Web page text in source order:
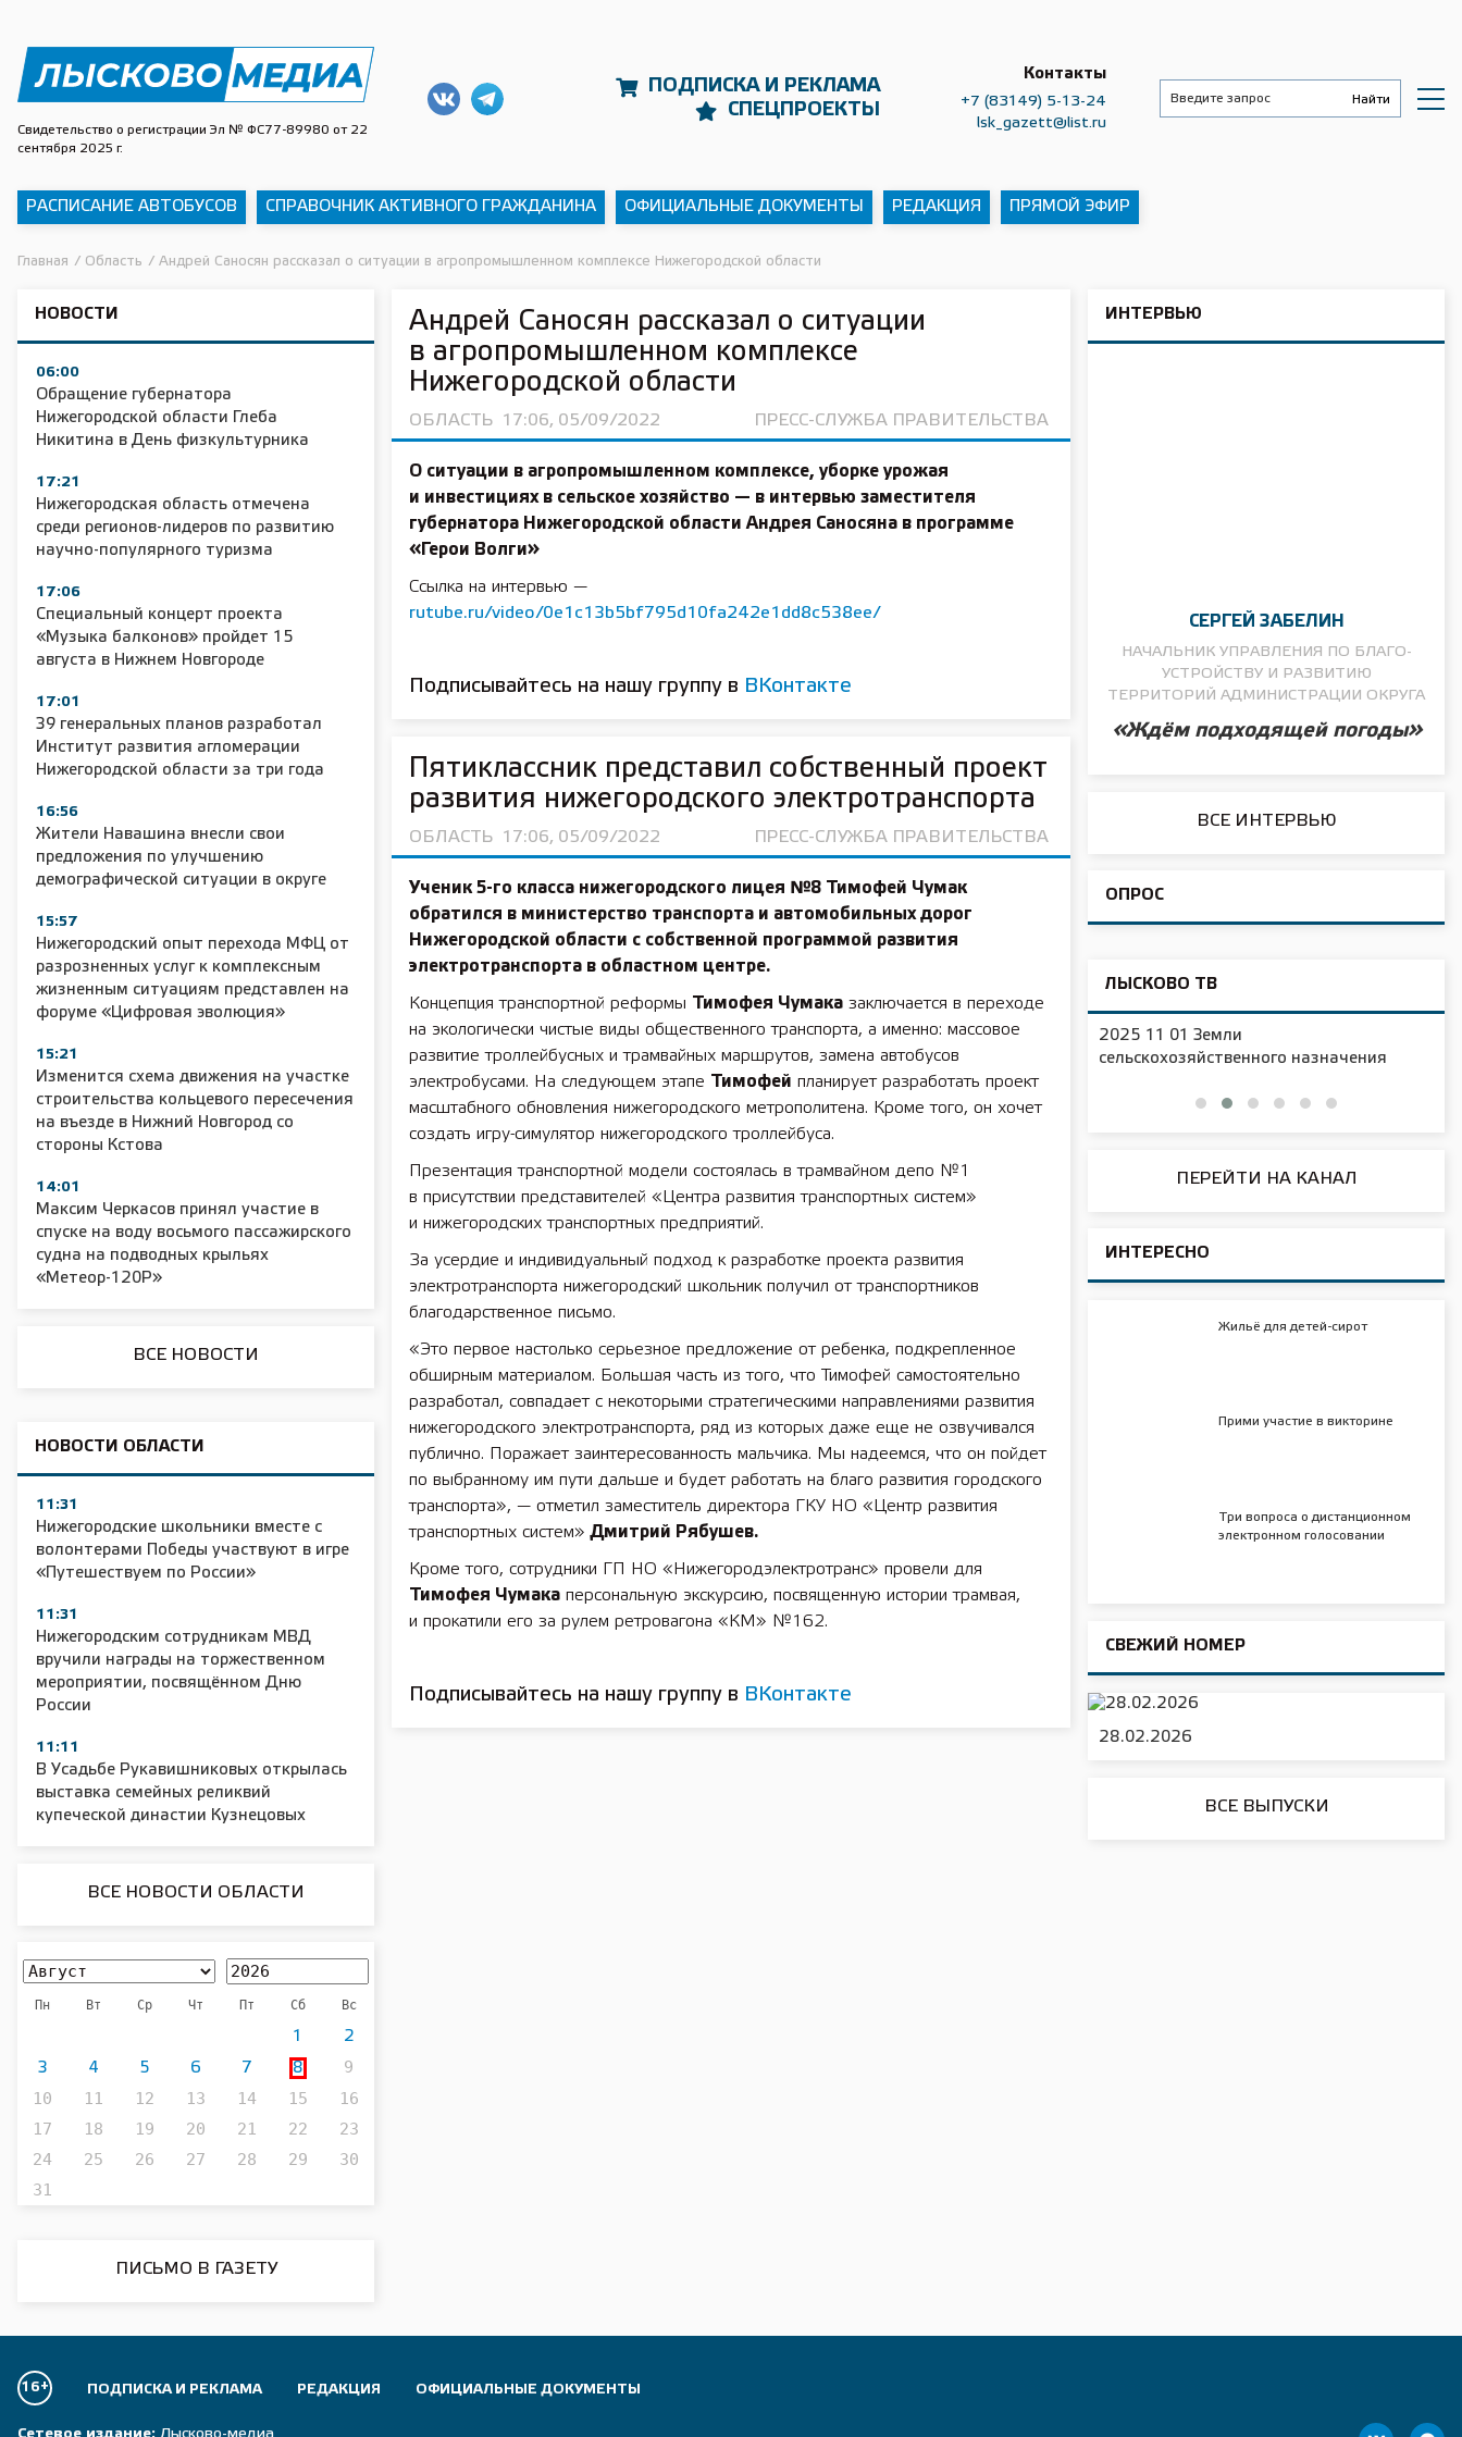
Свидетельство о регистрации Эл № ФС77-89980 от 22
сентября 2025 г.
ПОДПИСКА И РЕКЛАМА
СПЕЦПРОЕКТЫ
Контакты
+7 (83149) 5-13-24
lsk_gazett@list.ru
РАСПИСАНИЕ АВТОБУСОВ СПРАВОЧНИК АКТИВНОГО ГРАЖДАНИНА ОФИЦИАЛЬНЫЕ ДОКУМЕНТЫ РЕДАКЦИЯ ПРЯМОЙ ЭФИР
Главная / Область / Андрей Саносян рассказал о ситуации в агропромышленном комплексе Нижегородской области
НОВОСТИ
06:00
Обращение губернатора
Нижегородской области Глеба
Никитина в День физкультурника
17:21
Нижегородская область отмечена
среди регионов-лидеров по развитию
научно-популярного туризма
17:06
Специальный концерт проекта
«Музыка балконов» пройдет 15
августа в Нижнем Новгороде
17:01
39 генеральных планов разработал
Институт развития агломерации
Нижегородской области за три года
16:56
Жители Навашина внесли свои
предложения по улучшению
демографической ситуации в округе
15:57
Нижегородский опыт перехода МФЦ от
разрозненных услуг к комплексным
жизненным ситуациям представлен на
форуме «Цифровая эволюция»
15:21
Изменится схема движения на участке
строительства кольцевого пересечения
на въезде в Нижний Новгород со
стороны Кстова
14:01
Максим Черкасов принял участие в
спуске на воду восьмого пассажирского
судна на подводных крыльях
«Метеор-120Р»
ВСЕ НОВОСТИ
НОВОСТИ ОБЛАСТИ
11:31
Нижегородские школьники вместе с
волонтерами Победы участвуют в игре
«Путешествуем по России»
11:31
Нижегородским сотрудникам МВД
вручили награды на торжественном
мероприятии, посвящённом Дню
России
11:11
В Усадьбе Рукавишниковых открылась
выставка семейных реликвий
купеческой династии Кузнецовых
ВСЕ НОВОСТИ ОБЛАСТИ
Пн Вт Ср Чт Пт Сб Вс
1 2
3 4 5 6 7 8
9
10
11 12 13 14 15
16
17
18 19 20 21 22
23
24
25 26 27 28 29
30
31
ПИСЬМО В ГАЗЕТУ
Андрей Саносян рассказал о ситуации
в агропромышленном комплексе
Нижегородской области
ОБЛАСТЬ 17:06, 05/09/2022 ПРЕСС-СЛУЖБА ПРАВИТЕЛЬСТВА
О ситуации в агропромышленном комплексе, уборке урожая
и инвестициях в сельское хозяйство — в интервью заместителя
губернатора Нижегородской области Андрея Саносяна в программе
«Герои Волги»
Ссылка на интервью —
rutube.ru/video/0e1c13b5bf795d10fa242e1dd8c538ee/
Подписывайтесь на нашу группу в ВКонтакте
Пятиклассник представил собственный проект
развития нижегородского электротранспорта
ОБЛАСТЬ 17:06, 05/09/2022 ПРЕСС-СЛУЖБА ПРАВИТЕЛЬСТВА
Ученик 5-го класса нижегородского лицея №8
Тимофей Чумак
обратился в министерство транспорта и автомобильных дорог
Нижегородской области с собственной программой развития
электротранспорта в областном центре.
Концепция транспортной реформы Тимофея Чумака заключается в переходе
на экологически чистые виды общественного транспорта, а именно: массовое
развитие троллейбусных и трамвайных маршрутов, замена автобусов
электробусами. На следующем этапе
Тимофей планирует разработать проект
масштабного обновления нижегородского метрополитена. Кроме того, он хочет
создать игру-симулятор нижегородского троллейбуса.
Презентация транспортной модели состоялась в трамвайном депо №1
в присутствии представителей «Центра развития транспортных систем»
и нижегородских транспортных предприятий.
За усердие и индивидуальный подход к разработке проекта развития
электротранспорта нижегородский школьник получил от транспортников
благодарственное письмо.
«Это первое настолько серьезное предложение от ребенка, подкрепленное
обширным материалом. Большая часть из того, что Тимофей самостоятельно
разработал, совпадает с некоторыми стратегическими направлениями развития
нижегородского электротранспорта, ряд из которых даже еще не озвучивался
публично. Поражает заинтересованность мальчика. Мы надеемся, что он пойдет
по выбранному им пути дальше и будет работать на благо развития городского
транспорта», — отметил заместитель директора ГКУ НО «Центр развития
транспортных систем» Дмитрий Рябушев.
Кроме того, сотрудники ГП НО «Нижегородэлектротранс» провели для
Тимофея Чумака персональную экскурсию, посвященную истории трамвая,
и прокатили его за рулем ретровагона «КМ» №162.
Подписывайтесь на нашу группу в ВКонтакте
ИНТЕРВЬЮ
СЕРГЕЙ ЗАБЕЛИН
НАЧАЛЬНИК УПРАВЛЕНИЯ ПО БЛАГО­
УСТРОЙСТВУ И РАЗВИТИЮ
ТЕРРИТОРИЙ АДМИНИСТРАЦИИ ОКРУГА
«Ждём подходящей погоды»
ВСЕ ИНТЕРВЬЮ
ОПРОС
ЛЫСКОВО ТВ
2025 11 01 55 лет СОШ №2
2025 11 01 Земли
сельскохозяйственного назначения
2025 11 01 Новая образовательная
площадка в д/с №16
ПЕРЕЙТИ НА КАНАЛ
ИНТЕРЕСНО
Жильё для детей-сирот
Прими участие в викторине
Три вопроса о дистанционном
электронном голосовании
СВЕЖИЙ НОМЕР
28.02.2026
ВСЕ ВЫПУСКИ
16+ ПОДПИСКА И РЕКЛАМА РЕДАКЦИЯ ОФИЦИАЛЬНЫЕ ДОКУМЕНТЫ